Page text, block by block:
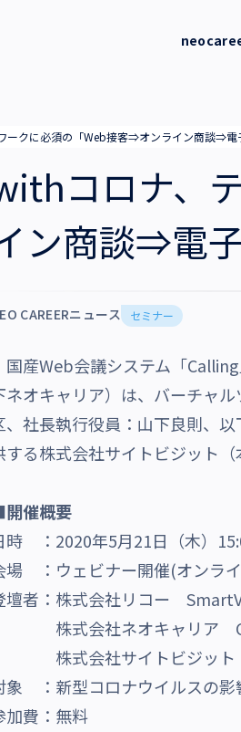
ークに必須の「Web接客⇒オンライン商談⇒電
コロナ、
ン商談⇒電
CAREERニュース セミナー
国産Web会議システム「
ネオキャリア）は、 バーチャ
、社長執行役員：山下良則、
する株式会社サイトビジット
催概要
時 ：2020年5月21日（木）
場 ：ウェビナー開催(オンラ
壇者： 株式会社リコー
株式会社ネオキャリア
株式会社サイトビジット
象 ：新型コロナウイルスの影
加費：無料